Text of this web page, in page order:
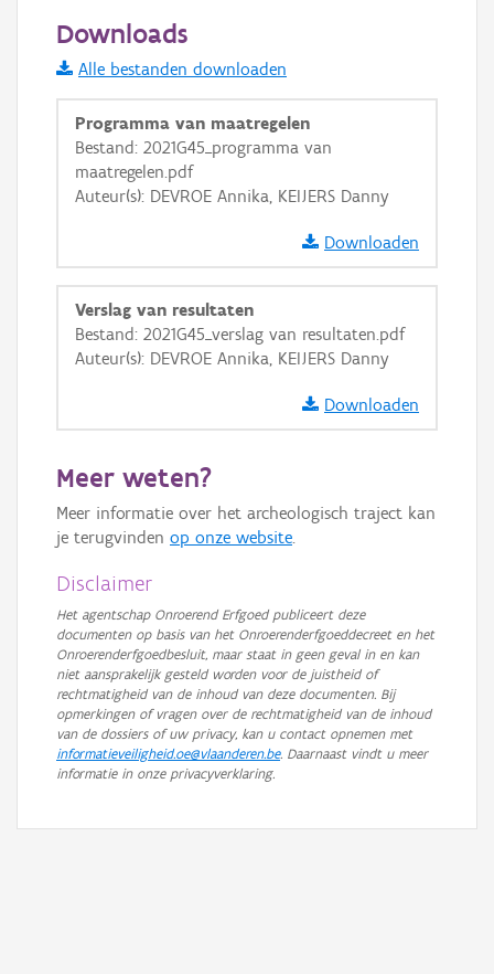
Informatie Vlaanderen
i
+ −
Basis Lagen
Ortho
Downloads
Alle bestanden downloaden
Programma van maatregelen
Bestand: 2021G45_programma van
maatregelen.pdf
Auteur(s): DEVROE Annika, KEIJERS Danny
Downloaden
Verslag van resultaten
Bestand: 2021G45_verslag van resultaten.pdf
Auteur(s): DEVROE Annika, KEIJERS Danny
Downloaden
Meer weten?
Meer informatie over het archeologisch traject kan
je terugvinden op onze website.
Disclaimer
Het agentschap Onroerend Erfgoed publiceert deze
documenten op basis van het Onroerenderfgoeddecreet en het
Onroerenderfgoedbesluit, maar staat in geen geval in en kan
niet aansprakelijk gesteld worden voor de juistheid of
rechtmatigheid van de inhoud van deze documenten. Bij
opmerkingen of vragen over de rechtmatigheid van de inhoud
van de dossiers of uw privacy, kan u contact opnemen met
informatieveiligheid.oe@vlaanderen.be. Daarnaast vindt u meer
informatie in onze privacyverklaring.